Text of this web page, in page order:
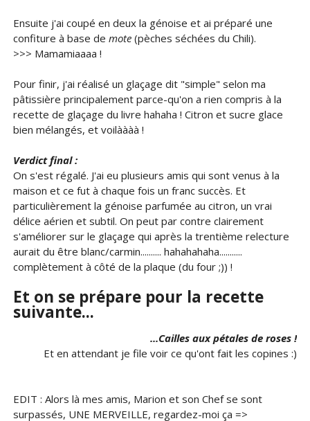
Ensuite j'ai coupé en deux la génoise et ai préparé une
confiture à base de mote (pèches séchées du Chili).
>>> Mamamiaaaa !
Pour finir, j'ai réalisé un glaçage dit "simple" selon ma
pâtissière principalement parce-qu'on a rien compris à la
recette de glaçage du livre hahaha ! Citron et sucre glace
bien mélangés, et voilàààà !
Verdict final :
On s'est régalé. J'ai eu plusieurs amis qui sont venus à la
maison et ce fut à chaque fois un franc succès. Et
particulièrement la génoise parfumée au citron, un vrai
délice aérien et subtil. On peut par contre clairement
s'améliorer sur le glaçage qui après la trentième relecture
aurait du être blanc/carmin.......... hahahahaha...........
complètement à côté de la plaque (du four ;)) !
Et on se prépare pour la recette
suivante...
...Cailles aux pétales de roses !
Et en attendant je file voir ce qu'ont fait les copines :)
EDIT : Alors là mes amis, Marion et son Chef se sont
surpassés, UNE MERVEILLE, regardez-moi ça =>